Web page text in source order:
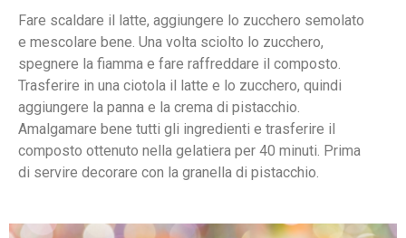
Fare scaldare il latte, aggiungere lo zucchero semolato
e mescolare bene. Una volta sciolto lo zucchero,
spegnere la fiamma e fare raffreddare il composto.
Trasferire in una ciotola il latte e lo zucchero, quindi
aggiungere la panna e la crema di pistacchio.
Amalgamare bene tutti gli ingredienti e trasferire il
composto ottenuto nella gelatiera per 40 minuti. Prima
di servire decorare con la granella di pistacchio.